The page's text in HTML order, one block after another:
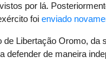
por lá.
foi enviado
Libertação Oromo, da
de maneira